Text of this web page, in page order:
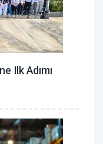
Ilk Adımı